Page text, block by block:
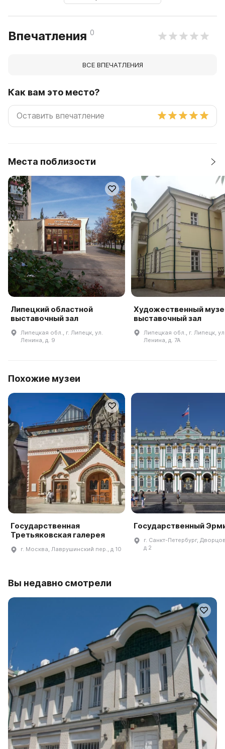
Впечатления 0
ВСЕ ВПЕЧАТЛЕНИЯ
Как вам это место?
Места поблизости
Липецкий областной
выставочный зал
Липецкая обл., г. Липецк, ул.
Ленина, д. 9
Художественный
выставочный зал
Липецкая обл., г. Липецк,
Ленина, д. 7А
Похожие музеи
Государственная
Третьяковская галерея
г. Москва, Лаврушинский пер., д 10
Государственный
г. Санкт-Петербург,
д 2
Вы недавно смотрели